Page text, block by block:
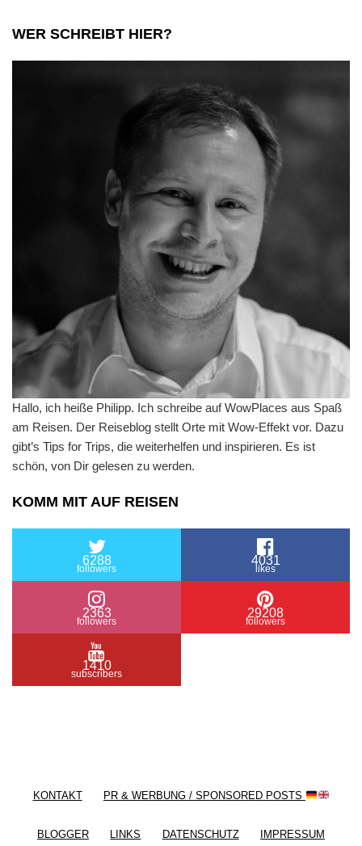
WER SCHREIBT HIER?
Hallo, ich heiße Philipp. Ich schreibe auf WowPlaces aus Spaß
am Reisen. Der Reiseblog stellt Orte mit Wow-Effekt vor. Dazu
gibt’s Tips for Trips, die weiterhelfen und inspirieren. Es ist
schön, von Dir gelesen zu werden.
KOMM MIT AUF REISEN
6288
followers
4031
likes
2363
followers
29208
followers
1410
subscribers
KONTAKT PR & WERBUNG / SPONSORED POSTS
BLOGGER LINKS DATENSCHUTZ IMPRESSUM